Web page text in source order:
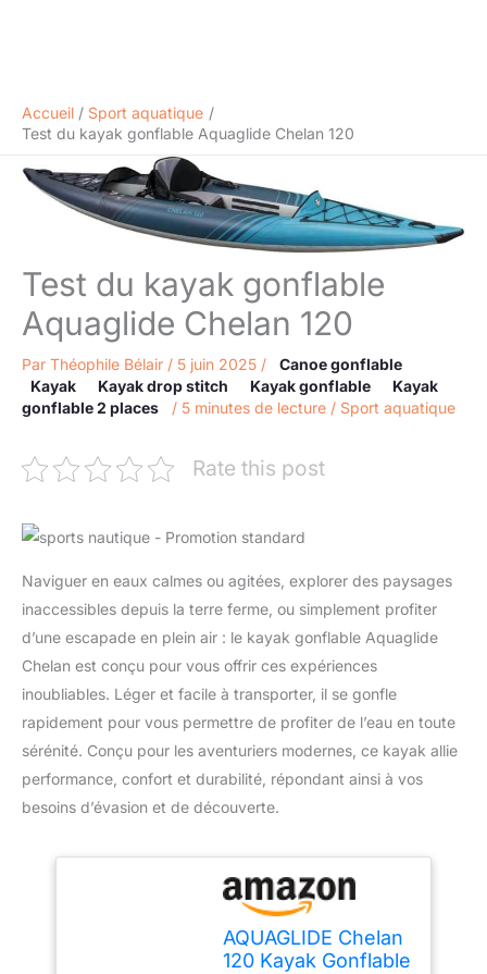
Accueil
Sport aquatique
Test du kayak gonflable Aquaglide Chelan 120
Test du kayak gonflable
Aquaglide Chelan 120
Par Théophile Bélair / 5 juin 2025 /
Canoe gonflable
Kayak
Kayak drop stitch Kayak gonflable
Kayak
gonflable 2 places
/ 5 minutes de lecture / Sport aquatique
Rate this post
Naviguer en eaux calmes ou agitées, explorer des paysages
inaccessibles depuis la terre ferme, ou simplement profiter
d’une escapade en plein air : le kayak gonflable Aquaglide
Chelan est conçu pour vous offrir ces expériences
inoubliables. Léger et facile à transporter, il se gonfle
rapidement pour vous permettre de profiter de l’eau en toute
sérénité. Conçu pour les aventuriers modernes, ce kayak allie
performance, confort et durabilité, répondant ainsi à vos
besoins d’évasion et de découverte.
AQUAGLIDE Chelan
120 Kayak Gonflable